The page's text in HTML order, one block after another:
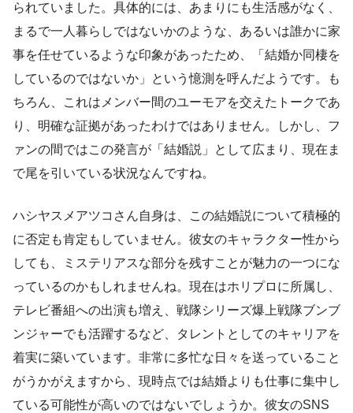
られていました。具体的には、あまりにも生活感がなく、
まるで一人暮らしではないかのような、あるいは誰かに家
事を任せているような印象があったため、「結婚か同棲を
しているのではないか」という憶測を呼んだようです。も
ちろん、これはメンバー間のユーモアを交えたトークであ
り、明確な証拠があったわけではありません。しかし、フ
ァンの間ではこの発言が「結婚説」として広まり、現在ま
で尾を引いている状況なんですね。
ハシヤスメアツコさん自身は、この結婚説について積極的
に否定も肯定もしていません。彼女のキャラクター性から
しても、ミステリアスな部分を残すことが魅力の一つにな
っているのかもしれませんね。現在はホリプロに所属し、
テレビ番組への出演も増え、戦隊シリーズ爆上戦隊ブンブ
ンジャーでも活躍するなど、タレントとしてのキャリアを
着実に築いています。非常に多忙な日々を送っていること
がうかがえますから、現時点では結婚よりも仕事に集中し
ている可能性が高いのではないでしょうか。彼女のSNS